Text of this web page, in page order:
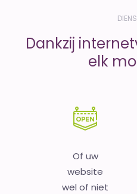
Dankzij
elk
Of uw
website
wel of niet